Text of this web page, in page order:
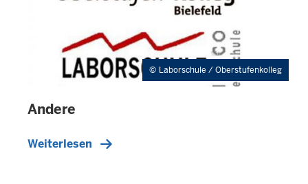
Laborschule / Oberstufenkolleg
Andere
Weiterlesen